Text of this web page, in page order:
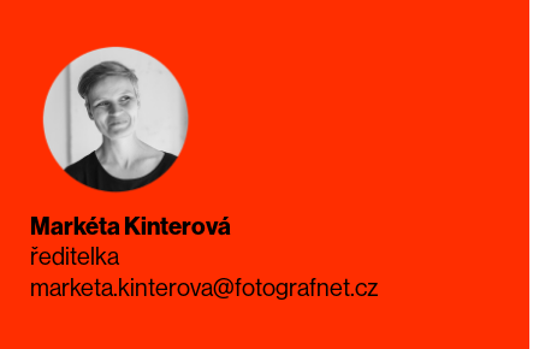
Markéta Kinterová
ředitelka
marketa.kinterova@fotografnet.cz